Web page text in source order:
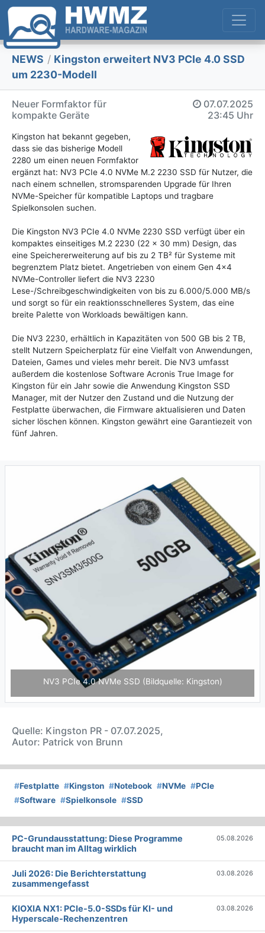
NEWS / Kingston erweitert NV3 PCIe 4.0 SSD
um 2230-Modell
Neuer Formfaktor für
kompakte Geräte
07.07.2025
23:45 Uhr
Kingston hat bekannt gegeben,
dass sie das bisherige Modell
2280 um einen neuen Formfaktor
ergänzt hat: NV3 PCIe 4.0 NVMe M.2 2230 SSD für Nutzer, die
nach einem schnellen, stromsparenden Upgrade für Ihren
NVMe-Speicher für kompatible Laptops und tragbare
Spielkonsolen suchen.
Die Kingston NV3 PCIe 4.0 NVMe 2230 SSD verfügt über ein
kompaktes einseitiges M.2 2230 (22 x 30 mm) Design, das
eine Speichererweiterung auf bis zu 2 TB² für Systeme mit
begrenztem Platz bietet. Angetrieben von einem Gen 4x4
NVMe-Controller liefert die NV3 2230
Lese-/Schreibgeschwindigkeiten von bis zu 6.000/5.000 MB/s
und sorgt so für ein reaktionsschnelleres System, das eine
breite Palette von Workloads bewältigen kann.
Die NV3 2230, erhältlich in Kapazitäten von 500 GB bis 2 TB,
stellt Nutzern Speicherplatz für eine Vielfalt von Anwendungen,
Dateien, Games und vieles mehr bereit. Die NV3 umfasst
außerdem die kostenlose Software Acronis True Image for
Kingston für ein Jahr sowie die Anwendung Kingston SSD
Manager, mit der Nutzer den Zustand und die Nutzung der
Festplatte überwachen, die Firmware aktualisieren und Daten
sicher löschen können. Kingston gewährt eine Garantiezeit von
fünf Jahren.
NV3 PCIe 4.0 NVMe SSD (Bildquelle: Kingston)
Quelle: Kingston PR - 07.07.2025,
Autor: Patrick von Brunn
#Festplatte #Kingston #Notebook #NVMe #PCIe
#Software #Spielkonsole #SSD
PC-Grundausstattung: Diese Programme
braucht man im Alltag wirklich
05.08.2026
Juli 2026: Die Bericht­erstattung
zusammengefasst
03.08.2026
KIOXIA NX1: PCIe-5.0-SSDs für KI- und
Hyperscale-Rechenzentren
03.08.2026